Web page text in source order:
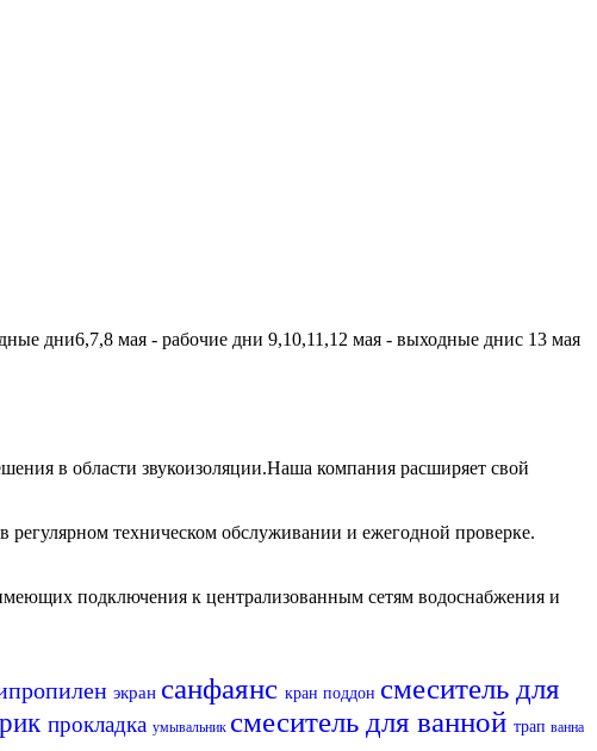
дни6,7,8 мая - рабочие дни 9,10,11,12 мая - выходные днис 13 мая
в области звукоизоляции.Наша компания расширяет свой
техническом обслуживании и ежегодной проверке.
подключения к централизованным сетям водоснабжения и
экран санфаянс кран поддон смеситель для
прокладка умывальник смеситель для ванной трап ванна